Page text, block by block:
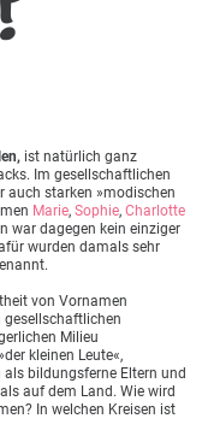
ist natürlich ganz
Im gesellschaftlichen
auch starken »modischen
Marie, Sophie, Charlotte
war dagegen kein einziger
wurden damals sehr
von Vornamen
gesellschaftlichen
Milieu
kleinen Leute«,
bildungsferne Eltern und
auf dem Land. Wie wird
In welchen Kreisen ist